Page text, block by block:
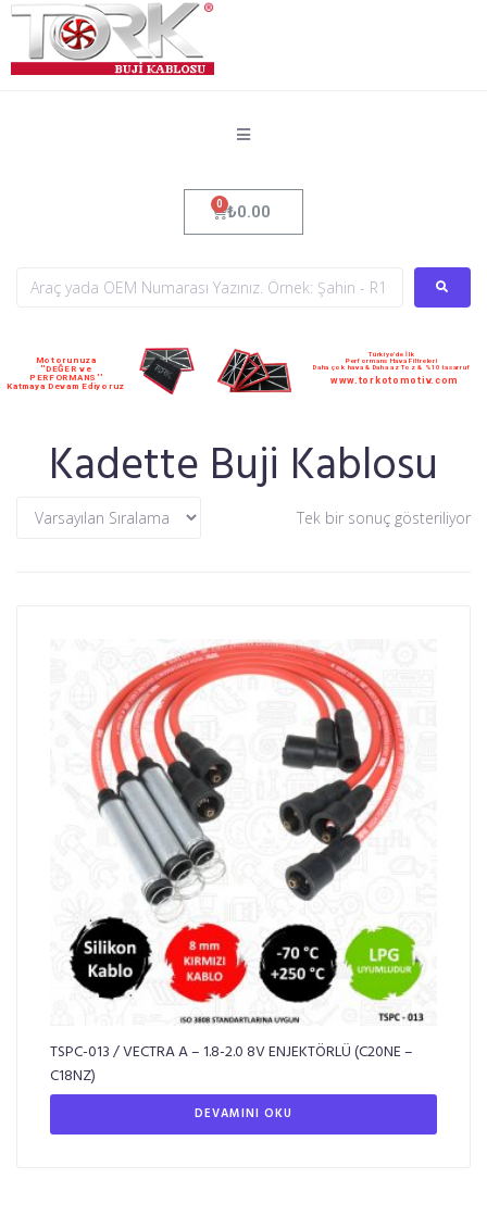
₺0.00
Motorunuza
''DEĞER ve
PERFORMANS''
Katmaya Devam Ediyoruz
Türkiye'de İlk
Performans Hava Filtreleri
Daha çok hava & Daha az Toz & %10 tasarruf
www.torkotomotiv.com
Kadette Buji Kablosu
Tek bir sonuç gösteriliyor
TSPC-013 / VECTRA A – 1.8-2.0 8V ENJEKTÖRLÜ (C20NE –
C18NZ)
DEVAMINI OKU